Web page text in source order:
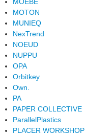
MOEBE
MOTON
MUNIEQ
NexTrend
NOEUD
NUPPU
OPA
Orbitkey
Own.
PA
PAPER COLLECTIVE
ParallelPlastics
PLACER WORKSHOP